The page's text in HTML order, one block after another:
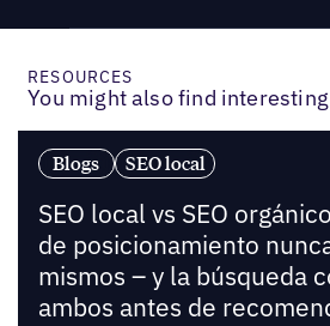
RESOURCES
You might also find interesting
Blogs SEO local
SEO local vs SEO
de posicionamiento
mismos – y la búsqueda
ambos antes de